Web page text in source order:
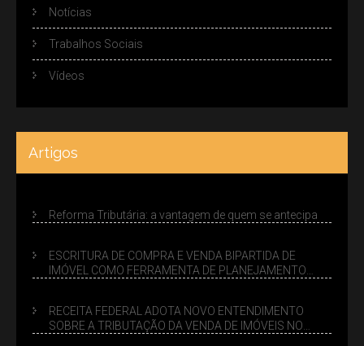
Notícias
Trabalhos Sociais
Vídeos
Artigos
Reforma Tributária: a vantagem de quem se antecipa
ESCRITURA DE COMPRA E VENDA BIPARTIDA DE
IMÓVEL COMO FERRAMENTA DE PLANEJAMENTO
RECEITA FEDERAL ADOTA NOVO ENTENDIMENTO
SOBRE A TRIBUTAÇÃO DA VENDA DE IMÓVEIS NO